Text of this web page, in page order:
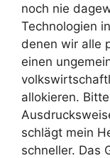
noch nie
Technologien
denen wir alle
einen
allokieren.
schlägt mein
schneller. Das